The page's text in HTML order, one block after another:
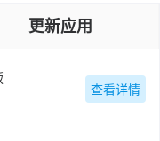
更新应用
查看详情